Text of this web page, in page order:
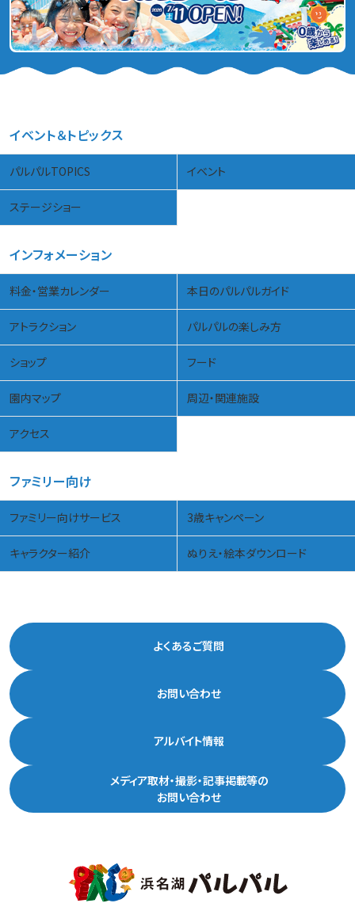
イベント＆トピックス
パルパルTOPICS イベント
ステージショー
インフォメーション
料金・営業カレンダー 本日のパルパルガイド
アトラクション パルパルの楽しみ方
ショップ フード
園内マップ 周辺・関連施設
アクセス
ファミリー向け
ファミリー向けサービス 3歳キャンペーン
キャラクター紹介 ぬりえ・絵本ダウンロード
よくあるご質問
お問い合わせ
アルバイト情報
メディア取材・撮影・記事掲載等の
お問い合わせ